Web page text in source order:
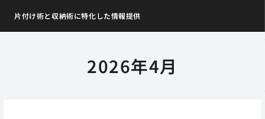
片付け術と収納術に特化した情報提供
2026年4月